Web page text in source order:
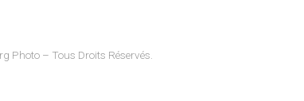
– Tous Droits Réservés.